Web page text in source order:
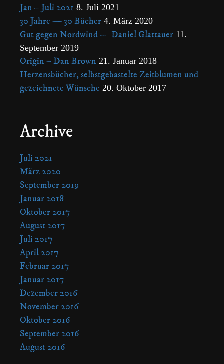
Jan – Juli 2021 8. Juli 2021
30 Jahre — 30 Bücher 4. März 2020
Gut gegen Nordwind — Daniel Glattauer 11.
September 2019
Origin – Dan Brown 21. Januar 2018
Herzensbücher, selbstgebastelte Zeitblumen und
gezeichnete Wünsche 20. Oktober 2017
Archive
Juli 2021
März 2020
September 2019
Januar 2018
Oktober 2017
August 2017
Juli 2017
April 2017
Februar 2017
Januar 2017
Dezember 2016
November 2016
Oktober 2016
September 2016
August 2016